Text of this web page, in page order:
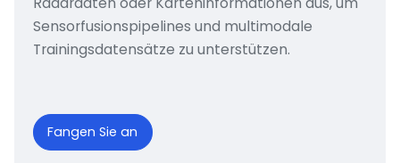
Sensorfusionspipelines und multimodale
Trainingsdatensätze zu unterstützen.
Fangen Sie an